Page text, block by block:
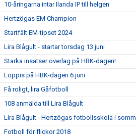
10-åringarna intar Ilanda IP till helgen
Hertzögas EM Champion
Startfält EM-tipset 2024
Lira Blågult - startar torsdag 13 juni
Starka insatser överlag på HBK-dagen!
Loppis på HBK-dagen 6 juni
Få roligt, lira Gåfotboll
108 anmälda till Lira Blågult
Lira Blågult - Hertzögas fotbollsskola i
Fotboll för flickor 2018